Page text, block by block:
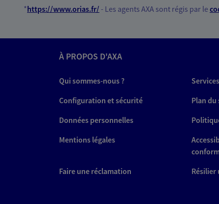
*https://www.orias.fr/ - Les agents AXA sont régis par le
À PROPOS D'AXA
Qui sommes-nous ?
Configuration et sécurité
Plan du
Données personnelles
Mentions légales
Faire une réclamation